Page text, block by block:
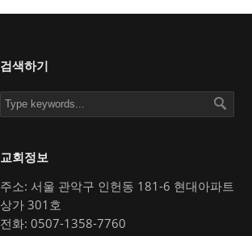
검색하기
교회정보
주소: 서울 관악구 인헌동 181-6 현대아파트
상가 301호
전화: 0507-1358-7760